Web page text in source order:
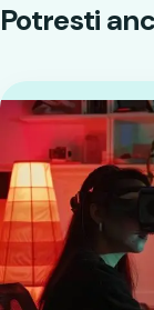
Potresti